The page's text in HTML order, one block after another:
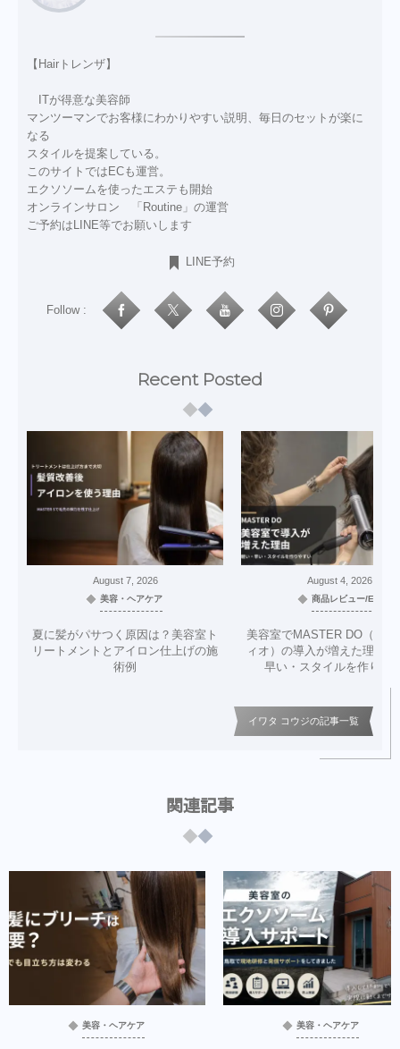
【Hairトレンザ】
ITが得意な美容師
マンツーマンでお客様にわかりやすい説明、毎日のセットが楽に
なる
スタイルを提案している。
このサイトではECも運営。
エクソソームを使ったエステも開始
オンラインサロン 「Routine」の運営
ご予約はLINE等でお願いします
LINE予約
Follow :
Recent Posted
August 7, 2026
美容・ヘアケア
夏に髪がパサつく原因は？美容室ト
リートメントとアイロン仕上げの施
術例
August 4, 2026
商品レビュー/EC
美容室でMASTER DO（マ
ィオ）の導入が増えた理由
早い・スタイルを作りや
イワタ コウジの記事一覧
関連記事
美容・ヘアケア 美容・ヘアケア